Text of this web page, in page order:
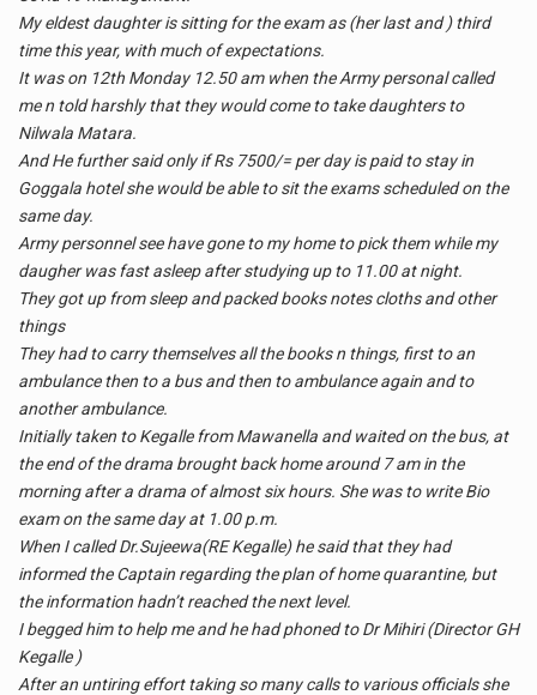
My eldest daughter is sitting for the exam as (her last and ) third
time this year, with much of expectations.
It was on 12th Monday 12.50 am when the Army personal called
me n told harshly that they would come to take daughters to
Nilwala Matara.
And He further said only if Rs 7500/= per day is paid to stay in
Goggala hotel she would be able to sit the exams scheduled on the
same day.
Army personnel see have gone to my home to pick them while my
daugher was fast asleep after studying up to 11.00 at night.
They got up from sleep and packed books notes cloths and other
things
They had to carry themselves all the books n things, first to an
ambulance then to a bus and then to ambulance again and to
another ambulance.
Initially taken to Kegalle from Mawanella and waited on the bus, at
the end of the drama brought back home around 7 am in the
morning after a drama of almost six hours. She was to write Bio
exam on the same day at 1.00 p.m.
When I called Dr.Sujeewa(RE Kegalle) he said that they had
informed the Captain regarding the plan of home quarantine, but
the information hadn’t reached the next level.
I begged him to help me and he had phoned to Dr Mihiri (Director GH
Kegalle )
After an untiring effort taking so many calls to various officials she